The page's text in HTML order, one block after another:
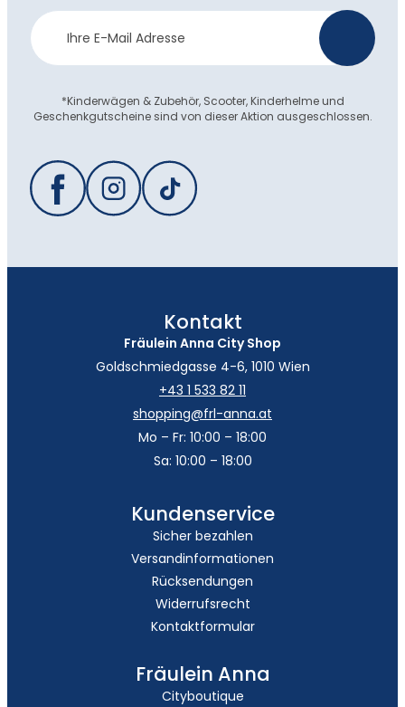
Newsletter
Anmeldung
*Kinderwägen & Zubehör, Scooter, Kinderhelme und
Geschenkgutscheine sind von dieser Aktion ausgeschlossen.
Kontakt
Fräulein Anna City Shop
Goldschmiedgasse 4-6, 1010 Wien
+43 1 533 82 11
shopping@frl-anna.at
Mo – Fr: 10:00 – 18:00
Sa: 10:00 – 18:00
Kundenservice
Sicher bezahlen
Versandinformationen
Rücksendungen
Widerrufsrecht
Kontaktformular
Fräulein Anna
Cityboutique